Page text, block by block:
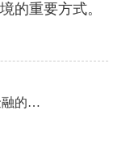
要方式。
视野